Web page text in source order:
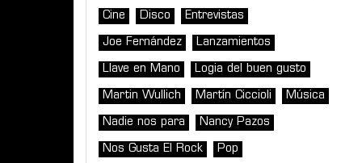
Cine Disco Entrevistas
Joe Fernández Lanzamientos
Llave en Mano Logia del buen gusto
Martin Wullich Martín Ciccioli Música
Nadie nos para Nancy Pazos
Nos Gusta El Rock Pop